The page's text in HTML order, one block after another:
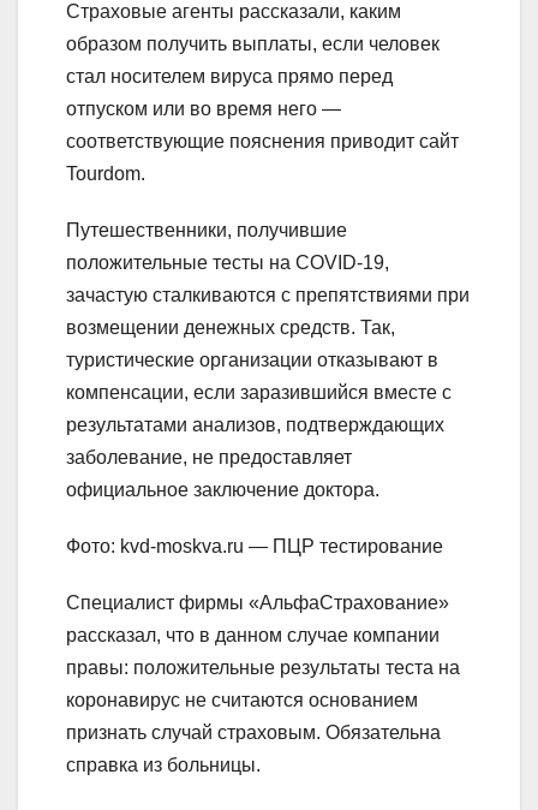
Страховые агенты рассказали, каким
образом получить выплаты, если человек
стал носителем вируса прямо перед
отпуском или во время него —
соответствующие пояснения приводит сайт
Tourdom.
Путешественники, получившие
положительные тесты на COVID-19,
зачастую сталкиваются с препятствиями при
возмещении денежных средств. Так,
туристические организации отказывают в
компенсации, если заразившийся вместе с
результатами анализов, подтверждающих
заболевание, не предоставляет
официальное заключение доктора.
Фото: kvd-moskva.ru — ПЦР тестирование
Специалист фирмы «АльфаСтрахование»
рассказал, что в данном случае компании
правы: положительные результаты теста на
коронавирус не считаются основанием
признать случай страховым. Обязательна
справка из больницы.